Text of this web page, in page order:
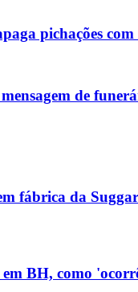
pichações com
de
fábrica da
BH, como